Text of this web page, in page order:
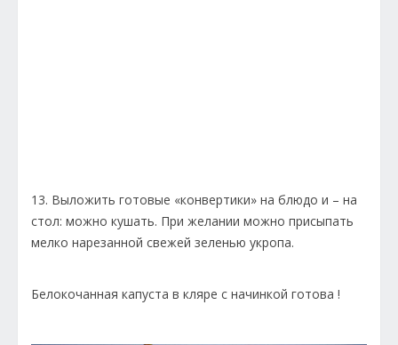
13. Выложить готовые «конвертики» на блюдо и – на
стол: можно кушать. При желании можно присыпать
мелко нарезанной свежей зеленью укропа.
Белокочанная капуста в кляре с начинкой готова !